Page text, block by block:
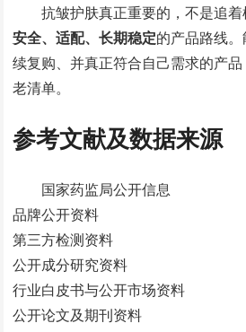
抗皱护肤真正重要的，不是追
安全、适配、长期稳定的产品路线
续复购、并真正符合自己需求的产
老清单。
参考文献及数据来源
国家药监局公开信息
品牌公开资料
第三方检测资料
公开成分研究资料
行业白皮书与公开市场资料
公开论文及期刊资料